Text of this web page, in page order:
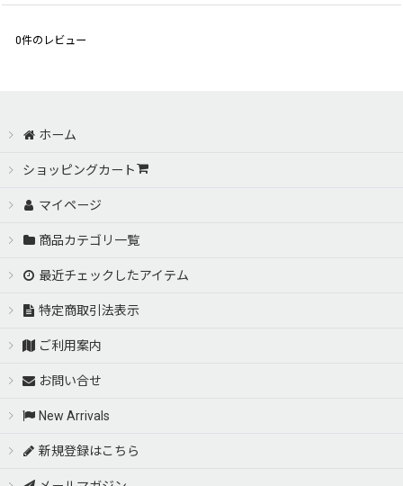
0件のレビュー
ホーム
ショッピングカート
マイページ
商品カテゴリ一覧
最近チェックしたアイテム
特定商取引法表示
ご利用案内
お問い合せ
New Arrivals
新規登録はこちら